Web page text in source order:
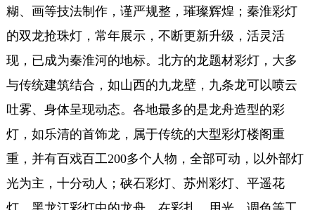
糊、画等技法制作，谨严规整，璀璨辉煌；秦淮彩灯
的双龙抢珠灯，常年展示，不断更新升级，活灵活
现，已成为秦淮河的地标。北方的龙题材彩灯，大多
与传统建筑结合，如山西的九龙壁，九条龙可以喷云
吐雾、身体呈现动态。各地最多的是龙舟造型的彩
灯，如乐清的首饰龙，属于传统的大型彩灯楼阁重
重，并有百戏百工200多个人物，全部可动，以外部灯
光为主，十分动人；硖石彩灯、苏州彩灯、平遥花